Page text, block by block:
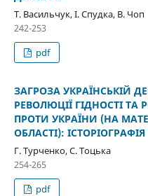
Т. Васильчук, І. Спудка, В. Чоп
242-253
pdf
ЗАГРОЗА УКРАЇНСЬКІЙ
РЕВОЛЮЦІЇ ГІДНОСТІ ТА
ПРОТИ УКРАЇНИ (НА
ОБЛАСТІ):
Г. Турченко, С. Тоцька
254-265
pdf